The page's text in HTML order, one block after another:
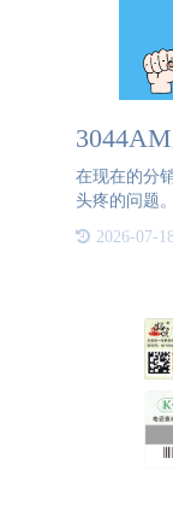
在现在的分
头疼的问题
永利防伪防
2026-07-